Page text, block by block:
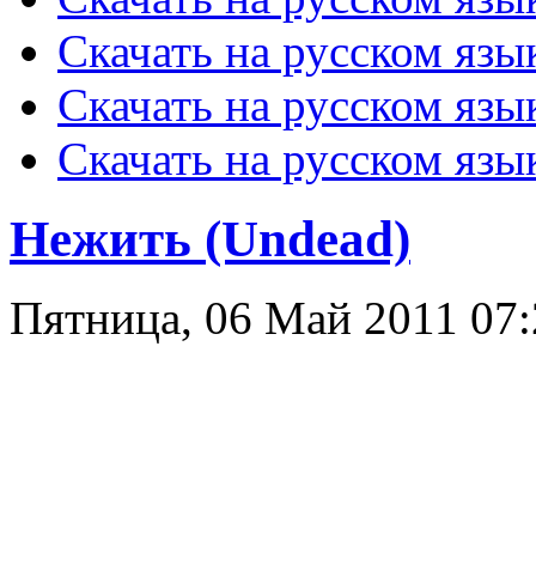
Скачать на русском
Скачать на русском
Скачать на русском
Нежить (Undead)
Пятница, 06 Май 2011